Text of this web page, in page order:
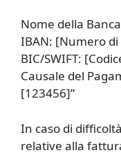
Nome della
IBAN: [Numero di
BIC/SWIFT:
Causale del
[123456]”
In caso di
relative alla